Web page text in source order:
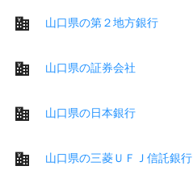
山口県の第２地方銀行
山口県の証券会社
山口県の日本銀行
山口県の三菱ＵＦＪ信託銀行